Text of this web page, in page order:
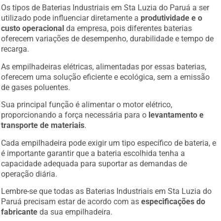
Os tipos de Baterias Industriais em Sta Luzia do Paruá a ser
utilizado pode influenciar diretamente a produtividade e o
custo operacional da empresa, pois diferentes baterias
oferecem variações de desempenho, durabilidade e tempo de
recarga.
As empilhadeiras elétricas, alimentadas por essas baterias,
oferecem uma solução eficiente e ecológica, sem a emissão
de gases poluentes.
Sua principal função é alimentar o motor elétrico,
proporcionando a força necessária para o levantamento e
transporte de materiais
Cada empilhadeira pode exigir um tipo específico de bateria, e
é importante garantir que a bateria escolhida tenha a
capacidade adequada para suportar as demandas de
operação diária.
Lembre-se que todas as Baterias Industriais em Sta Luzia do
Paruá precisam estar de acordo com as especificações do
fabricante da sua empilhadeira.